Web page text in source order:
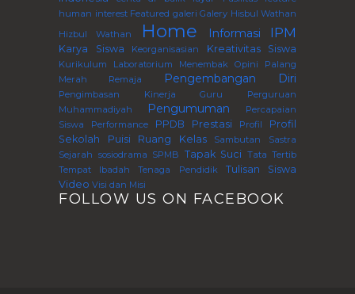
human interest Featured galeri Galery Hisbul Wathan
Hizbul Wathan
Home Informasi IPM
Karya Siswa Keorganisasian Kreativitas Siswa
Kurikulum Laboratorium Menembak Opini
Palang
Merah Remaja
Pengembangan Diri
Pengimbasan Kinerja Guru Perguruan
Muhammadiyah
Pengumuman
Percapaian
Siswa
Performance PPDB Prestasi Profil
Profil
Sekolah
Puisi Ruang Kelas Sambutan
Sastra
Sejarah sosiodrama SPMB Tapak Suci Tata Tertib
Tempat Ibadah
Tenaga Pendidik
Tulisan Siswa
Video Visi dan Misi
FOLLOW US ON FACEBOOK